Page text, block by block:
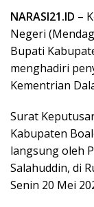
NARASI21.ID –
Negeri
Bupati
menghadiri
Kementrian
Surat
Kabupaten
langsung oleh
Salahuddin, di
Senin 20 Mei